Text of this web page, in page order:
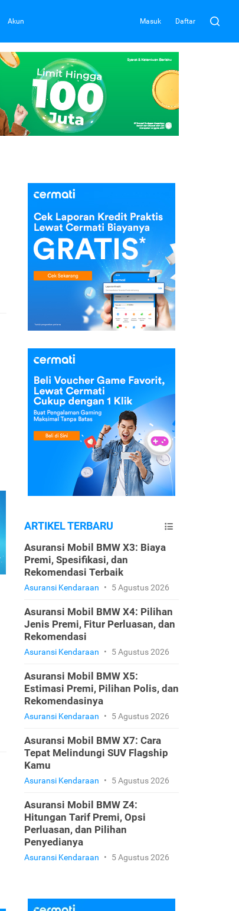
Akun Masuk Daftar
ARTIKEL TERBARU
Asuransi Mobil BMW X3: Biaya
Premi, Spesifikasi, dan
Rekomendasi Terbaik
Asuransi Kendaraan • 5 Agustus 2026
Asuransi Mobil BMW X4: Pilihan
Jenis Premi, Fitur Perluasan, dan
Rekomendasi
Asuransi Kendaraan • 5 Agustus 2026
Asuransi Mobil BMW X5:
Estimasi Premi, Pilihan Polis, dan
Rekomendasinya
Asuransi Kendaraan • 5 Agustus 2026
Asuransi Mobil BMW X7: Cara
Tepat Melindungi SUV Flagship
Kamu
Asuransi Kendaraan • 5 Agustus 2026
Asuransi Mobil BMW Z4:
Hitungan Tarif Premi, Opsi
Perluasan, dan Pilihan
Penyedianya
Asuransi Kendaraan • 5 Agustus 2026